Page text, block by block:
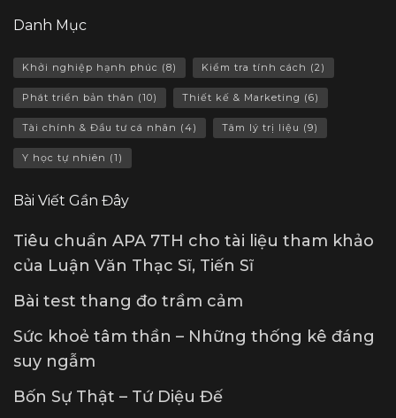
Danh Mục
Khởi nghiệp hạnh phúc (8) Kiểm tra tính cách (2)
Phát triển bản thân (10) Thiết kế & Marketing (6)
Tài chính & Đầu tư cá nhân (4) Tâm lý trị liệu (9)
Y học tự nhiên (1)
Bài Viết Gần Đây
Tiêu chuẩn APA 7TH cho tài liệu tham khảo
của Luận Văn Thạc Sĩ, Tiến Sĩ
Bài test thang đo trầm cảm
Sức khoẻ tâm thần – Những thống kê đáng
suy ngẫm
Bốn Sự Thật – Tứ Diệu Đế